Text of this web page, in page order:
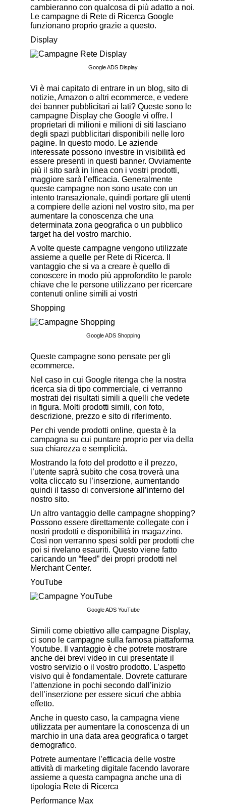
cambieranno con qualcosa di più adatto a noi.
Le campagne di Rete di Ricerca Google
funzionano proprio grazie a questo.
Display
Google ADS Display
Vi è mai capitato di entrare in un blog, sito di
notizie, Amazon o altri ecommerce, e vedere
dei banner pubblicitari ai lati? Queste sono le
campagne Display che Google vi offre. I
proprietari di milioni e milioni di siti lasciano
degli spazi pubblicitari disponibili nelle loro
pagine. In questo modo. Le aziende
interessate possono investire in visibilità ed
essere presenti in questi banner. Ovviamente
più il sito sarà in linea con i vostri prodotti,
maggiore sarà l’efficacia. Generalmente
queste campagne non sono usate con un
intento transazionale, quindi portare gli utenti
a compiere delle azioni nel vostro sito, ma per
aumentare la conoscenza che una
determinata zona geografica o un pubblico
target ha del vostro marchio.
A volte queste campagne vengono utilizzate
assieme a quelle per Rete di Ricerca. Il
vantaggio che si va a creare è quello di
conoscere in modo più approfondito le parole
chiave che le persone utilizzano per ricercare
contenuti online simili ai vostri
Shopping
Google ADS Shopping
Queste campagne sono pensate per gli
ecommerce.
Nel caso in cui Google ritenga che la nostra
ricerca sia di tipo commerciale, ci verranno
mostrati dei risultati simili a quelli che vedete
in figura. Molti prodotti simili, con foto,
descrizione, prezzo e sito di riferimento.
Per chi vende prodotti online, questa è la
campagna su cui puntare proprio per via della
sua chiarezza e semplicità.
Mostrando la foto del prodotto e il prezzo,
l’utente saprà subito che cosa troverà una
volta cliccato su l’inserzione, aumentando
quindi il tasso di conversione all’interno del
nostro sito.
Un altro vantaggio delle campagne shopping?
Possono essere direttamente collegate con i
nostri prodotti e disponibilità in magazzino.
Così non verranno spesi soldi per prodotti che
poi si rivelano esauriti. Questo viene fatto
caricando un “feed” dei propri prodotti nel
Merchant Center.
YouTube
Google ADS YouTube
Simili come obiettivo alle campagne Display,
ci sono le campagne sulla famosa piattaforma
Youtube. Il vantaggio è che potrete mostrare
anche dei brevi video in cui presentate il
vostro servizio o il vostro prodotto. L’aspetto
visivo qui è fondamentale. Dovrete catturare
l’attenzione in pochi secondo dall’inizio
dell’inserzione per essere sicuri che abbia
effetto.
Anche in questo caso, la campagna viene
utilizzata per aumentare la conoscenza di un
marchio in una data area geografica o target
demografico.
Potrete aumentare l’efficacia delle vostre
attività di marketing digitale facendo lavorare
assieme a questa campagna anche una di
tipologia Rete di Ricerca
Performance Max